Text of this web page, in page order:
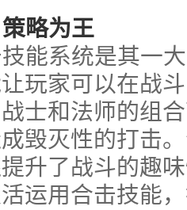
略为王
能系统是其一
玩家可以在战
士和法师的组
毁灭性的打击
升了战斗的趣
运用合击技能